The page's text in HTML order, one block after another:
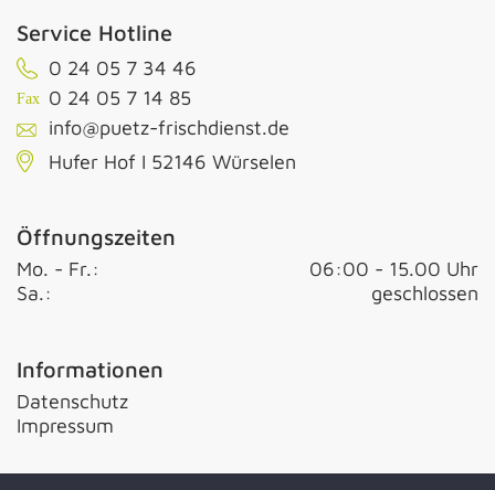
Service Hotline
0 24 05 7 34 46
0 24 05 7 14 85
info@puetz-frischdienst.de
Hufer Hof I 52146 Würselen
Öffnungszeiten
Mo. - Fr.:
06:00 - 15.00 Uhr
Sa.:
geschlossen
Informationen
Datenschutz
Impressum